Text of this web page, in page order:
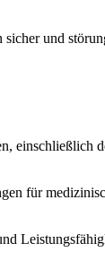
und
einschließlich
für